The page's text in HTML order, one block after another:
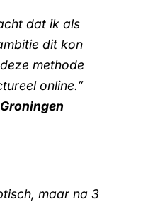
dat ik als
dit kon
methode
online.”
maar na 3